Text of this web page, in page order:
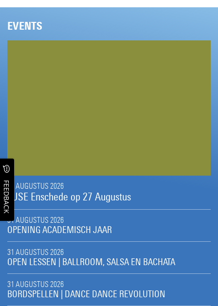
EVENTS
27 AUGUSTUS 2026
FUSE Enschede op 27 Augustus
31 AUGUSTUS 2026
OPENING ACADEMISCH JAAR
31 AUGUSTUS 2026
OPEN LESSEN | BALLROOM, SALSA EN BACHATA
31 AUGUSTUS 2026
BORDSPELLEN | DANCE DANCE REVOLUTION
FEEDBACK